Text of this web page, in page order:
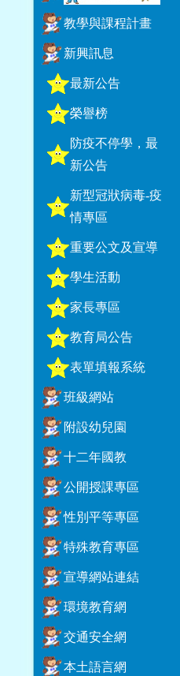
教學與課程計畫
新興訊息
最新公告
榮譽榜
防疫不停學，最
新公告
新型冠狀病毒-疫
情專區
重要公文及宣導
學生活動
家長專區
教育局公告
表單填報系統
班級網站
附設幼兒園
十二年國教
公開授課專區
性別平等專區
特殊教育專區
宣導網站連結
環境教育網
交通安全網
本土語言網